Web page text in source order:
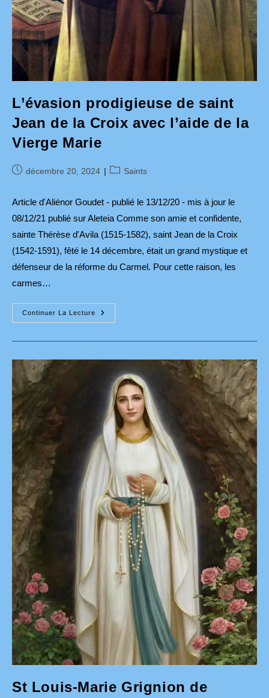
L’évasion prodigieuse de saint
Jean de la Croix avec l’aide de la
Vierge Marie
Publication
décembre 20, 2024
PostSaints
Article d'Aliénor Goudet - publié le 13/12/20 - mis à jour le
08/12/21 publié sur Aleteia Comme son amie et confidente,
sainte Thérèse d'Avila (1515-1582), saint Jean de la Croix
(1542-1591), fêté le 14 décembre, était un grand mystique et
défenseur de la réforme du Carmel. Pour cette raison, les
carmes…
Continuer La Lecture
L’évasion
Prodigieuse
Avec
L’aide
Vierge
Marie
St Louis-Marie Grignion de